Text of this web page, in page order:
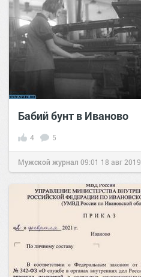
Бабий бунт в Иваново
4 5
Мужской журнал 09:01 18 авг 2019